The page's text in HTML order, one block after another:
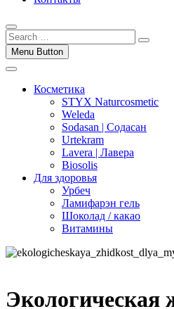
Menu Button
Косметика
STYX Naturcosmetic
Weleda
Sodasan | Содасан
Urtekram
Lavera | Лавера
Biosolis
Для здоровья
Урбеч
Ламифарэн гель
Шоколад / какао
Витамины
Экологическая